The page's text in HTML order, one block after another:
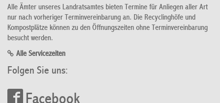
Alle Ämter unseres Landratsamtes bieten Termine für Anliegen aller Art
nur nach vorheriger Terminvereinbarung an. Die Recyclinghöfe und
Kompostplätze können zu den Öffnungszeiten ohne Terminvereinbarung
besucht werden.
Alle Servicezeiten
Folgen Sie uns: